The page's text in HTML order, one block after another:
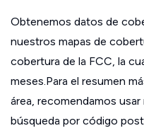
Obtenemos datos de
nuestros mapas de
cobertura de la FCC, la
meses.Para el resumen
área, recomendamos
búsqueda por código